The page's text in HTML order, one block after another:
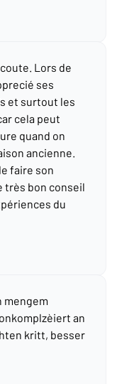
Lors de
ses
et surtout les
cela peut
quand on
ancienne.
faire son
très bon conseil
du
mengem
an
kritt, besser